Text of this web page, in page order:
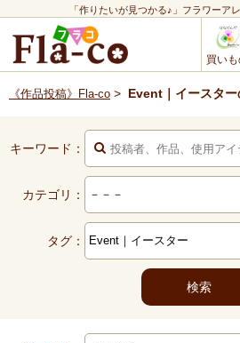
「作りたいが見つかる♪」フラワーア
買い
《作品投稿》Fla-co > Event｜イースタ
キーワード：
カテゴリ：
タグ：